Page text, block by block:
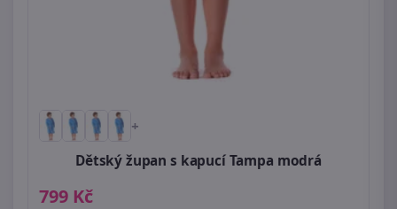
+
Dětský župan s kapucí Tampa modrá
799 Kč